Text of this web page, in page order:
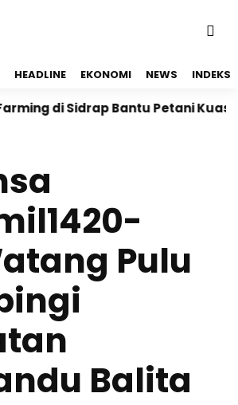
HEADLINE EKONOMI NEWS INDEKS
di Sidrap Bantu Petani Kuasai
Pulu
Balita